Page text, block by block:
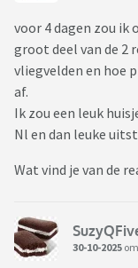
voor 4 dagen zou ik
groot deel van de 2
vliegvelden en hoe
af.
Ik zou een leuk
Nl en dan leuke
Wat vind je van de
30-10-2025